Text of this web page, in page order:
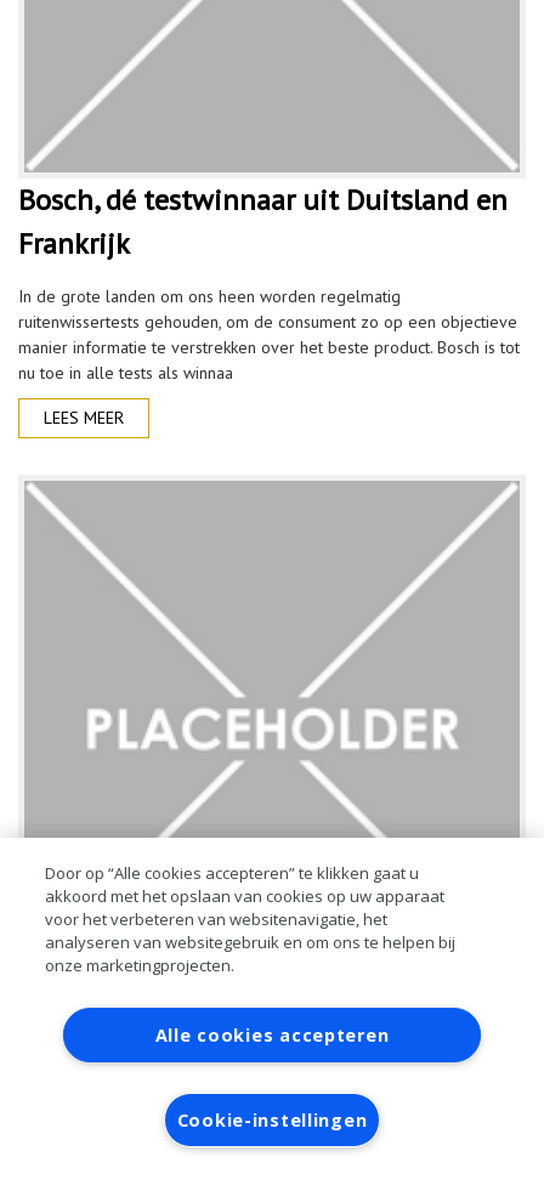
Bosch, dé testwinnaar uit Duitsland en
Frankrijk
In de grote landen om ons heen worden regelmatig
ruitenwissertests gehouden, om de consument zo op een objectieve
manier informatie te verstrekken over het beste product. Bosch is tot
nu toe in alle tests als winnaa
LEES MEER
Wissers en verlichting: extra aandacht
tijdens de herfst
Voor de automobilist is de herfst het jaargetijde met veel
verrassingen: gladheid, laagstaande zon, regen, wind en meer kans
op files. Verder is het later licht en vroeger donker. Alle reden dus
Door op “Alle cookies accepteren” te klikken gaat u
akkoord met het opslaan van cookies op uw apparaat
voor het verbeteren van websitenavigatie, het
analyseren van websitegebruik en om ons te helpen bij
onze marketingprojecten.
Alle cookies accepteren
Cookie-instellingen